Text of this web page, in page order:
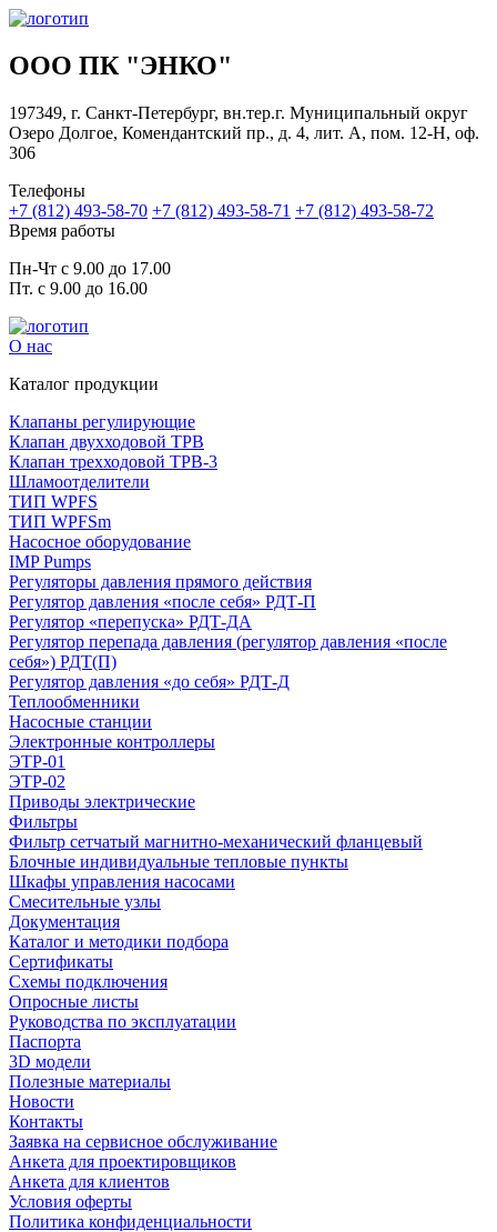
ООО ПК "ЭНКО"
197349, г. Санкт-Петербург, вн.тер.г. Муниципальный округ
Озеро Долгое, Комендантский пр., д. 4, лит. А, пом. 12-Н, оф.
306
Телефоны
+7 (812) 493-58-70 +7 (812) 493-58-71 +7 (812) 493-58-72
Время работы
Пн-Чт с 9.00 до 17.00
Пт. с 9.00 до 16.00
О нас
Каталог продукции
Клапаны регулирующие
Клапан двухходовой ТРВ
Клапан трехходовой ТРВ-3
Шламоотделители
ТИП WPFS
ТИП WPFSm
Насосное оборудование
IMP Pumps
Регуляторы давления прямого действия
Регулятор давления «после себя» РДТ-П
Регулятор «перепуска» РДТ-ДА
Регулятор перепада давления (регулятор давления «после
себя») РДТ(П)
Регулятор давления «до себя» РДТ-Д
Теплообменники
Насосные станции
Электронные контроллеры
ЭТР-01
ЭТР-02
Приводы электрические
Фильтры
Фильтр сетчатый магнитно-механический фланцевый
Блочные индивидуальные тепловые пункты
Шкафы управления насосами
Смесительные узлы
Документация
Каталог и методики подбора
Сертификаты
Схемы подключения
Опросные листы
Руководства по эксплуатации
Паспорта
3D модели
Полезные материалы
Новости
Контакты
Заявка на сервисное обслуживание
Анкета для проектировщиков
Анкета для клиентов
Условия оферты
Политика конфиденциальности